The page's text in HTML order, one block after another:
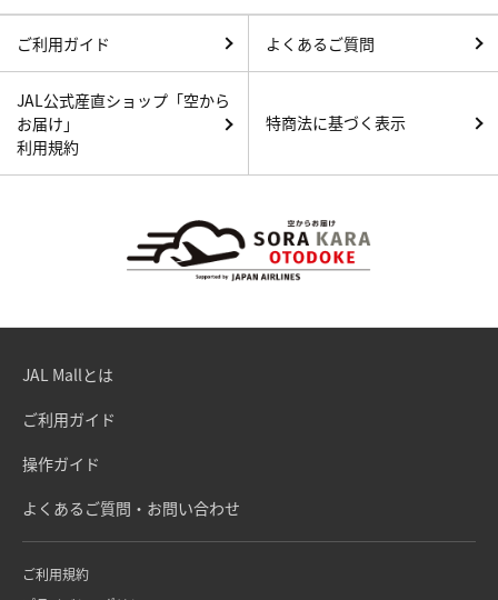
ご利用ガイド よくあるご質問
JAL公式産直ショップ「空から
お届け」
利用規約
特商法に基づく表示
JAL Mallとは
ご利用ガイド
操作ガイド
よくあるご質問・お問い合わせ
ご利用規約